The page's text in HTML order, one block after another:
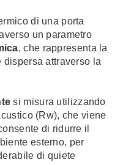
di una porta
un parametro
, che rappresenta la
attraverso la
si misura utilizzando
(Rw), che viene
di ridurre il
esterno, per
di quiete